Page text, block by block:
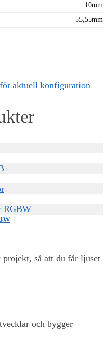
10mm
55,55mm
aktuell konfiguration
så att du får ljuset
och bygger